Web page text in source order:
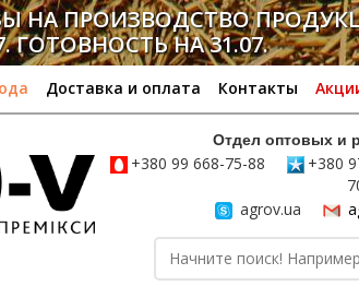
НА ПРОИЗВОДСТВО
ГОТОВНОСТЬ НА 31.07.
Доставка и оплата Контакты
Отдел оптовых и
+380 99 668-75-88
+380
agrov.ua